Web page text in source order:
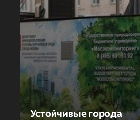
Устойчивые города